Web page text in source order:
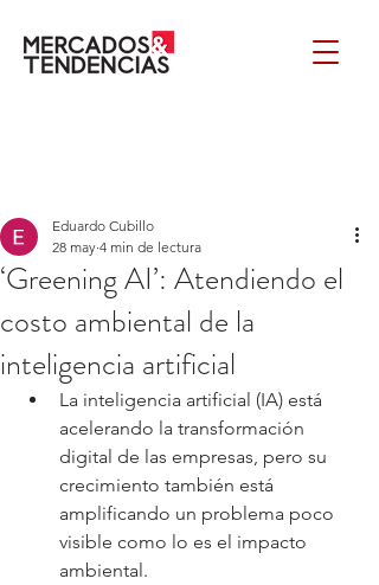
‘Greening AI’: Atendiendo el
costo ambiental de la
inteligencia artificial
Eduardo Cubillo
28 may 4 min de lectura
La inteligencia artificial (IA) está
acelerando la transformación
digital de las empresas, pero su
crecimiento también está
amplificando un problema poco
visible como lo es el impacto
ambiental.